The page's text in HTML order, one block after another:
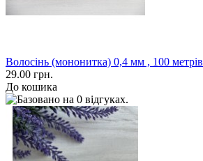
Волосінь (мононитка) 0,4 мм , 100 метрів
29.00 грн.
До кошика